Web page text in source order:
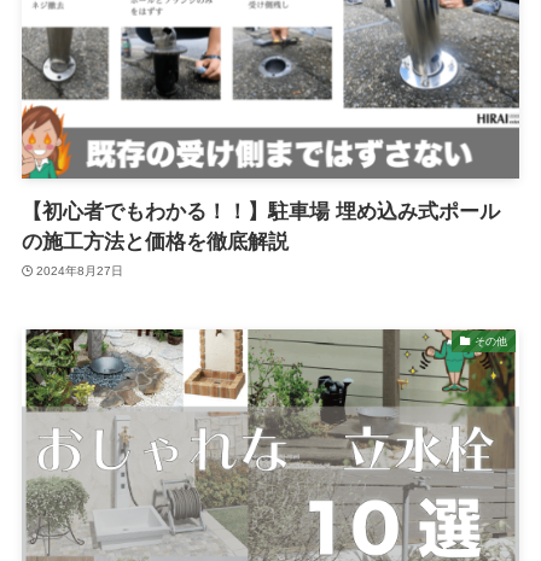
【初心者でもわかる！！】駐車場 埋め込み式ポール
の施工方法と価格を徹底解説
2024年8月27日
その他